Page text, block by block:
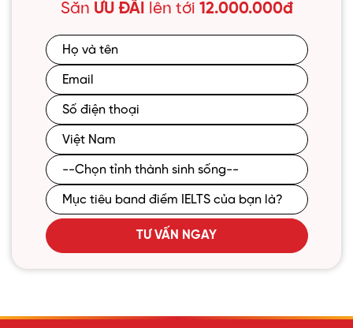
Săn ƯU ĐÃI lên tới 12.000.000đ
TƯ VẤN NGAY